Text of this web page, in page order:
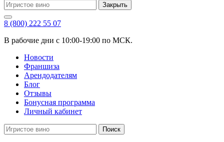
Закрыть
8 (800) 222 55 07
В рабочие дни с 10:00-19:00 по МСК.
Новости
Франшиза
Арендодателям
Блог
Отзывы
Бонусная программа
Личный кабинет
Поиск